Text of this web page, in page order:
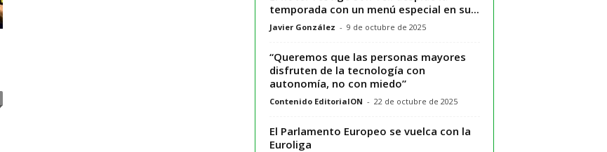
temporada con un menú especial en su...
Javier González - 9 de octubre de 2025
“Queremos que las personas mayores
disfruten de la tecnología con
autonomía, no con miedo”
Contenido EditorialON - 22 de octubre de 2025
El Parlamento Europeo se vuelca con la
Euroliga